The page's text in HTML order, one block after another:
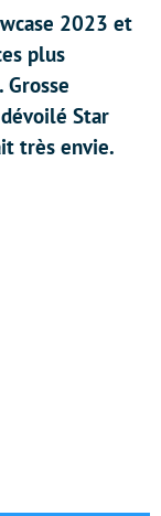
2023 et
plus
Star
très envie.